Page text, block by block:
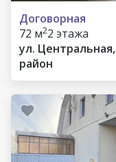
Договорная
72 м22 этажа
ул.
район